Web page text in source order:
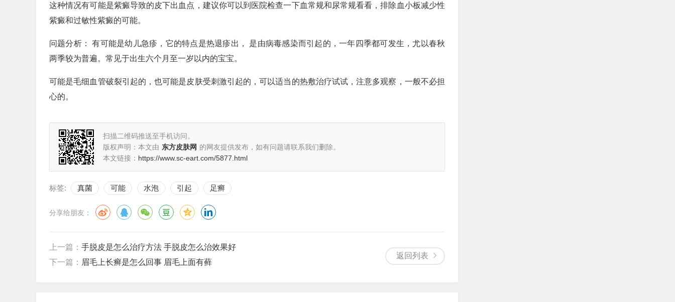
这种情况有可能是紫癜导致的皮下出血点，建议你可以到医院检查一下血常规和尿常规看看，排除血小板减少性
紫癜和过敏性紫癜的可能。
问题分析： 有可能是幼儿急疹，它的特点是热退疹出， 是由病毒感染而引起的，一年四季都可发生，尤以春秋
两季较为普遍。常见于出生六个月至一岁以内的宝宝。
可能是毛细血管破裂引起的，也可能是皮肤受刺激引起的，可以适当的热敷治疗试试，注意多观察，一般不必担
心的。
扫描二维码推送至手机访问。
版权声明：本文由 东方皮肤网 的网友提供发布，如有问题请联系我们删除。
本文链接： https://www.sc-eart.com/5877.html
标签: 真菌 可能 水泡 引起 足癣
分享给朋友：
返回列表
上一篇： 手脱皮是怎么治疗方法 手脱皮怎么治效果好
下一篇： 眉毛上长癣是怎么回事 眉毛上面有藓